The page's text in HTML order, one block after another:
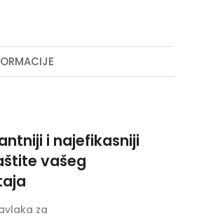
i najefikasniji
vašeg
za